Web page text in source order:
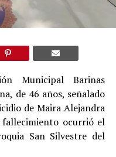
Municipal Barinas
de 46 años, señalado
de Maira Alejandra
fallecimiento ocurrió el
San Silvestre del